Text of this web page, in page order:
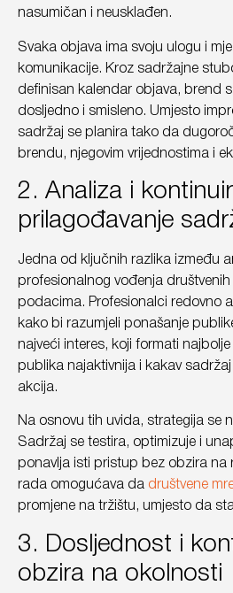
nasumičan i neusklađen.
Svaka objava ima svoju ulogu i
komunikacije. Kroz sadržajne
definisan kalendar objava, brend
dosljedno i smisleno. Umjesto
sadržaj se planira tako da
brendu, njegovim vrijednostima i
2. Analiza i
prilagođavanje
Jedna od ključnih razlika između
profesionalnog vođenja
podacima. Profesionalci redovno
kako bi razumjeli ponašanje
najveći interes, koji formati
publika najaktivnija i kakav
akcija.
Na osnovu tih uvida, strategija se
Sadržaj se testira, optimizuje i
ponavlja isti pristup bez obzira na
rada omogućava da društvene
promjene na tržištu, umjesto da
3. Dosljednost i
obzira na okolnosti